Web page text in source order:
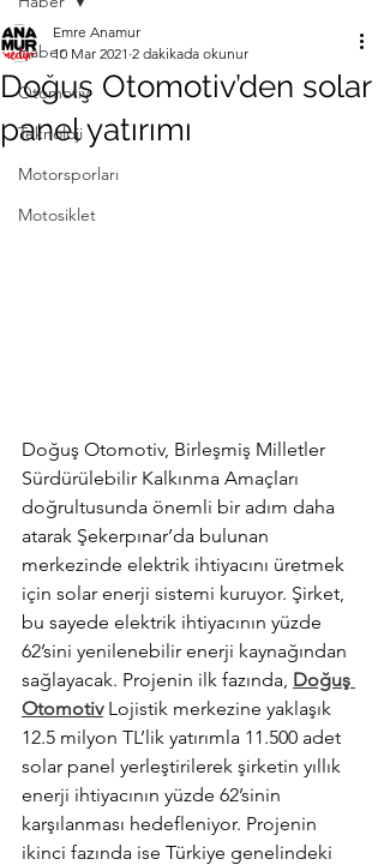
Haber
Otomotiv
Teknoloji
Motorsporları
Motosiklet
Doğuş Otomotiv’den solar
panel yatırımı
Emre Anamur
10 Mar 2021 2 dakikada okunur
Doğuş Otomotiv, Birleşmiş Milletler
Sürdürülebilir Kalkınma Amaçları
doğrultusunda önemli bir adım daha
atarak Şekerpınar’da bulunan
merkezinde elektrik ihtiyacını üretmek
için solar enerji sistemi kuruyor. Şirket,
bu sayede elektrik ihtiyacının yüzde
62’sini yenilenebilir enerji kaynağından
sağlayacak. Projenin ilk fazında, Doğuş
Otomotiv Lojistik merkezine yaklaşık
12.5 milyon TL’lik yatırımla 11.500 adet
solar panel yerleştirilerek şirketin yıllık
enerji ihtiyacının yüzde 62’sinin
karşılanması hedefleniyor. Projenin
ikinci fazında ise Türkiye genelindeki